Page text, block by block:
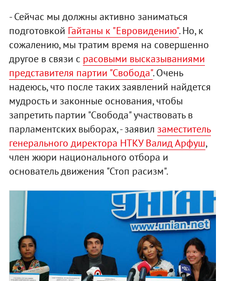
- Сейчас мы должны активно заниматься
подготовкой Гайтаны к "Евровидению". Но, к
сожалению, мы тратим время на совершенно
другое в связи с расовыми высказываниями
представителя партии "Свобода". Очень
надеюсь, что после таких заявлений найдется
мудрость и законные основания, чтобы
запретить партии "Свобода" участвовать в
парламентских выборах, - заявил заместитель
генерального директора НТКУ Валид Арфуш,
член жюри национального отбора и
основатель движения "Стоп расизм".